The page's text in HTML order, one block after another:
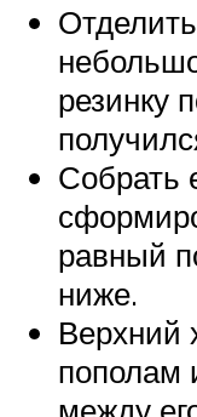
резинку
Собрать
равный
ниже.
Верхний
пополам